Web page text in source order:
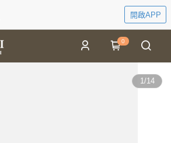
開啟APP
0
1/14